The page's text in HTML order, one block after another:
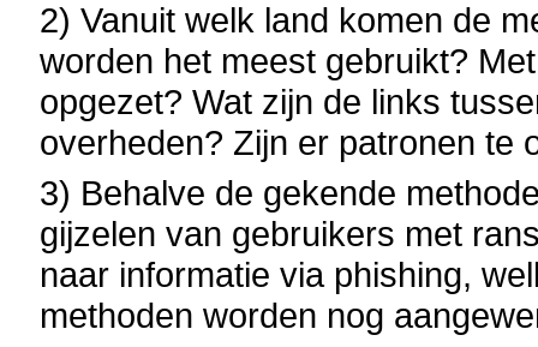
2) Vanuit welk land komen de
worden het meest gebruikt?
opgezet? Wat zijn de links
overheden? Zijn er patronen te
3) Behalve de gekende
gijzelen van gebruikers met
naar informatie via phishing,
methoden worden nog